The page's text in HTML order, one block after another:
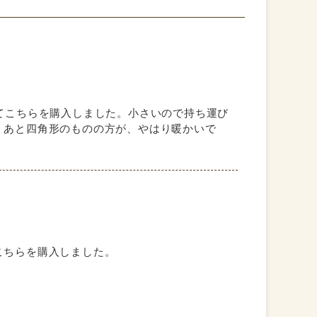
ちらを購入しました。小さいので持ち運び
と四角形のものの方が、やはり暖かいで
らを購入しました。